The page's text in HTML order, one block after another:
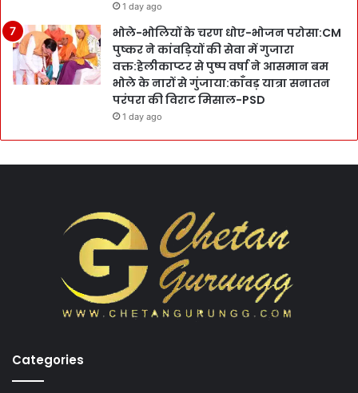
1 day ago
भोले-भोलियों के चरण धोए-भोजन परोसा:CM
पुष्कर ने कांवड़ियों की सेवा में गुजारा
वक्त:हेलीकाप्टर से पुष्प वर्षा ने आसमान बम
भोले के नारों से गुंजाया:काँवड़ यात्रा सनातन
परंपरा की विराट मिसाल-PSD
1 day ago
Categories